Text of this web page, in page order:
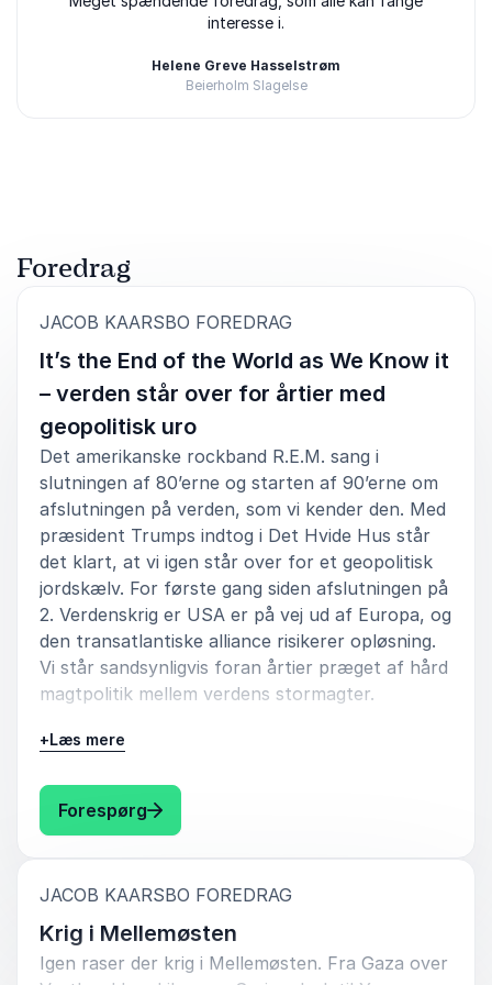
interesse i.
Helene Greve Hasselstrøm
Beierholm Slagelse
Foredrag
JACOB KAARSBO FOREDRAG
It’s the End of the World as We Know it
– verden står over for årtier med
geopolitisk uro
Det amerikanske rockband R.E.M. sang i
slutningen af 80’erne og starten af 90’erne om
afslutningen på verden, som vi kender den. Med
præsident Trumps indtog i Det Hvide Hus står
det klart, at vi igen står over for et geopolitisk
jordskælv. For første gang siden afslutningen på
2. Verdenskrig er USA er på vej ud af Europa, og
den transatlantiske alliance risikerer opløsning.
Vi står sandsynligvis foran årtier præget af hård
magtpolitik mellem verdens stormagter.
Det vil være en ustabil og risikofyldt verden.
på noget tidspunkt siden 1945. Der er en reel
risiko for både handelskrig og regulære krige.
Hvordan vil Danmark og Europa håndtere
udfordringerne? Kan Europa tage udfordringen
Ukraine med at stoppe krigen? Hvad vil der ske
med forholdet til USA? Vil vi se flere krige
+Læs mere
Forespørg: Jacob Kaarsbo It’s the End of the
JACOB KAARSBO FOREDRAG
Krig i Mellemøsten
Igen raser der krig i Mellemøsten. Fra Gaza over